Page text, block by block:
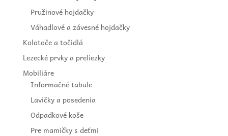
Pružinové hojdačky
Váhadlové a závesné hojdačky
Kolotoče a točidlá
Lezecké prvky a preliezky
Mobiliáre
Informačné tabule
Lavičky a posedenia
Odpadkové koše
Pre mamičky s deťmi